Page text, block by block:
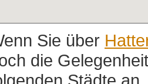
Sie über
die